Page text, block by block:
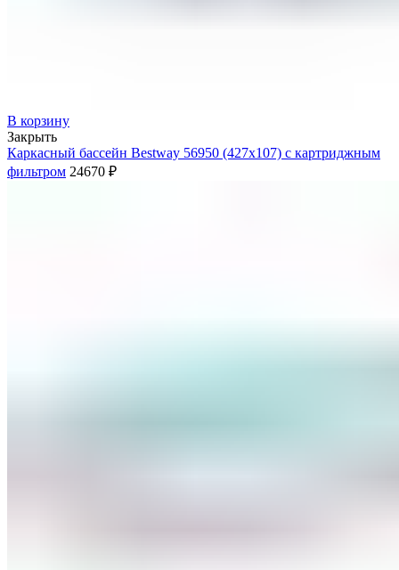
В корзину
Закрыть
Каркасный бассейн Bestway 56950 (427х107) с картриджным
фильтром 24670 ₽